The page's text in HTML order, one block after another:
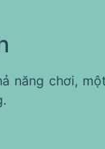
năng chơi,